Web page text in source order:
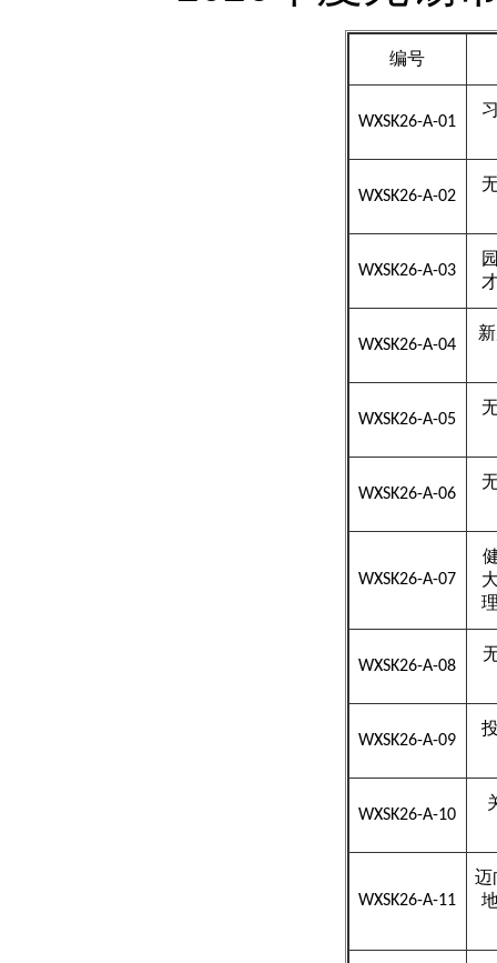
编号
WXSK26-A-01
WXSK26-A-02
WXSK26-A-03
WXSK26-A-04
WXSK26-A-05
WXSK26-A-06
WXSK26-A-07
WXSK26-A-08
WXSK26-A-09
WXSK26-A-10
WXSK26-A-11
迈